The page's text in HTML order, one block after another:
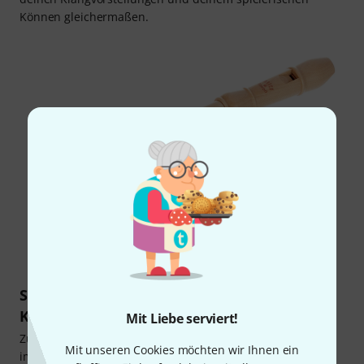
Mit Liebe serviert!
Mit unseren Cookies möchten wir Ihnen ein
Können gleichermaßen.
Moeck 3110 Flauto Rondo Sopranino (Art.Nr. 140780)
Sopranino-Blockflöten kaufen: Der Klang als
Kriterium schlechthin
Zumal wir von Musik sprechen, steht zweifellos der Klang
im Fokus deiner Entscheidung. Ist das tatsächlich so? Am